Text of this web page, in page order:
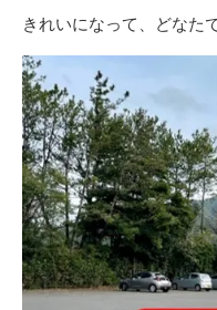
きれいになって、どなた